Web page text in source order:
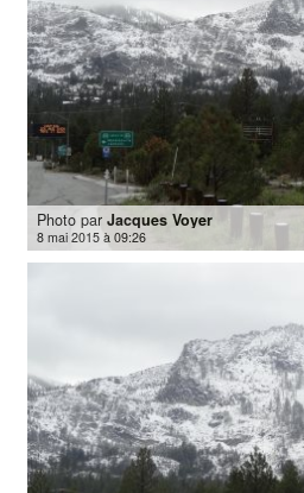
Photo par Jacques Voyer
8 mai 2015 à 09:26